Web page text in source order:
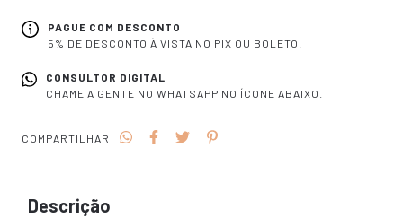
PAGUE COM DESCONTO
5% DE DESCONTO À VISTA NO PIX OU BOLETO.
CONSULTOR DIGITAL
CHAME A GENTE NO WHATSAPP NO ÍCONE ABAIXO.
COMPARTILHAR
Descrição